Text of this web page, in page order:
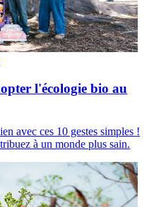
l'écologie bio au
avec ces 10 gestes simples !
à un monde plus sain.